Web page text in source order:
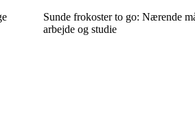
Sunde frokoster to go: Nærende
arbejde og studie